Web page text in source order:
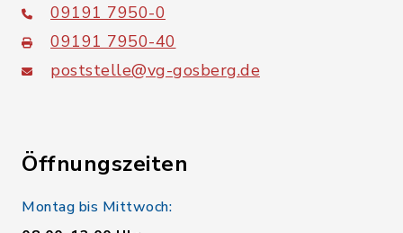
09191 7950-0
09191 7950-40
poststelle@vg-gosberg.de
Öffnungszeiten
Montag bis Mittwoch: